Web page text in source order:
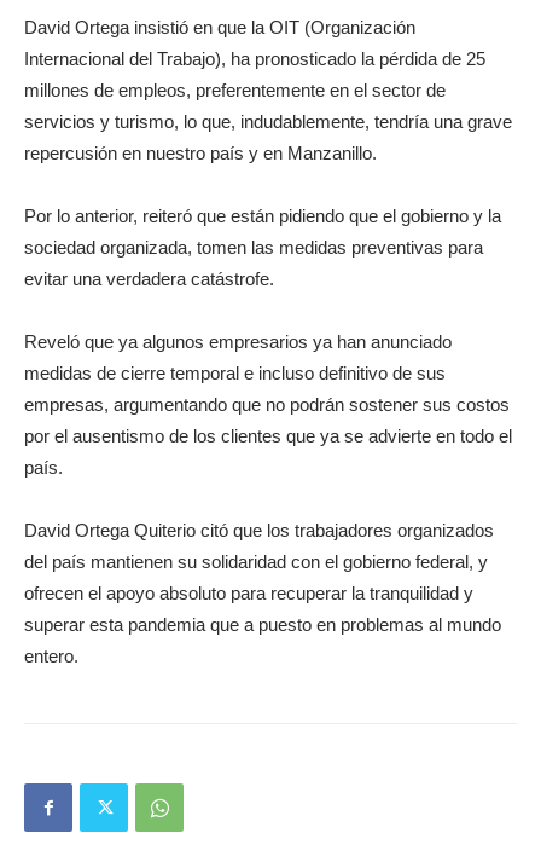
David Ortega insistió en que la OIT (Organización
Internacional del Trabajo), ha pronosticado la pérdida de 25
millones de empleos, preferentemente en el sector de
servicios y turismo, lo que, indudablemente, tendría una grave
repercusión en nuestro país y en Manzanillo.
Por lo anterior, reiteró que están pidiendo que el gobierno y la
sociedad organizada, tomen las medidas preventivas para
evitar una verdadera catástrofe.
Reveló que ya algunos empresarios ya han anunciado
medidas de cierre temporal e incluso definitivo de sus
empresas, argumentando que no podrán sostener sus costos
por el ausentismo de los clientes que ya se advierte en todo el
país.
David Ortega Quiterio citó que los trabajadores organizados
del país mantienen su solidaridad con el gobierno federal, y
ofrecen el apoyo absoluto para recuperar la tranquilidad y
superar esta pandemia que a puesto en problemas al mundo
entero.